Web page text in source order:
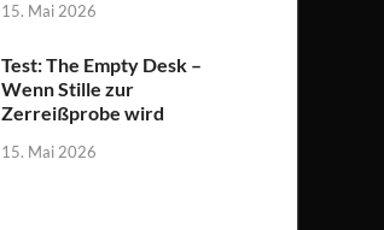
15. Mai 2026
Test: The Empty Desk –
Wenn Stille zur
Zerreißprobe wird
15. Mai 2026